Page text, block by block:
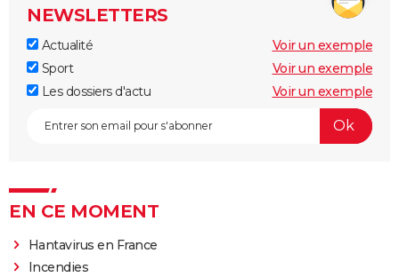
NEWSLETTERS
Actualité
Voir un exemple
Sport
Voir un exemple
Les dossiers d'actu
Voir un exemple
EN CE MOMENT
Hantavirus en France
Incendies